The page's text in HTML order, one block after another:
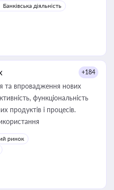
Банківська діяльність
+184
та впровадження нових
функціональність
продуктів і процесів.
ринок